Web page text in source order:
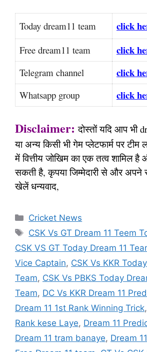
Today dream11 team click
Free dream11 team click
Telegram channel click
Whatsapp group click
Disclaimer: दोस्तों यदि आप भी
या अन्य किसी भी गेम प्लेटफार्म पर टीम
में वित्तीय जोखिम का एक तत्व शामिल
सकती है, कृपया जिम्मेदारी से और अपने
खेलें धन्यवाद,
Categories
Cricket News
Tags
CSK Vs GT Dream 11 Teem
CSK VS GT Today Dream 11
Vice Captain, CSK Vs KKR
Team, CSK Vs PBKS Today
Team, DC Vs KKR Dream 11
Dream 11 1st Rank Winning Trick,
Rank kese Laye, Dream 11
Dream 11 tram banaye, Dream